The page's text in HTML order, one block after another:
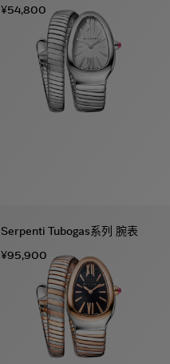
¥54,800
Serpenti Tubogas系列 腕表
¥95,900